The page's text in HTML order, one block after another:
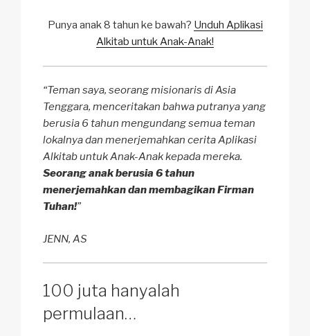
Punya anak 8 tahun ke bawah? Unduh Aplikasi
Alkitab untuk Anak-Anak!
“Teman saya, seorang misionaris di Asia
Tenggara, menceritakan bahwa putranya yang
berusia 6 tahun mengundang semua teman
lokalnya dan menerjemahkan cerita Aplikasi
Alkitab untuk Anak-Anak kepada mereka.
Seorang anak berusia 6 tahun
menerjemahkan dan membagikan Firman
Tuhan!”
JENN, AS
100 juta hanyalah
permulaan…